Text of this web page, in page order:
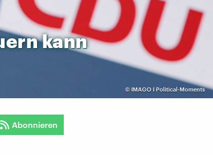
© IMAGO I Political-Moments
kann
Abonnieren